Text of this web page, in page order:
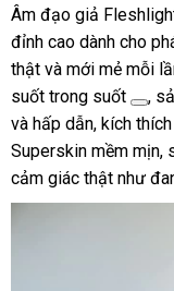
Âm đạo giả
đỉnh cao dành cho
thật và mới mẻ mỗi
suốt trong suốt
,
và hấp dẫn, kích
Superskin mềm mịn,
cảm giác thật như